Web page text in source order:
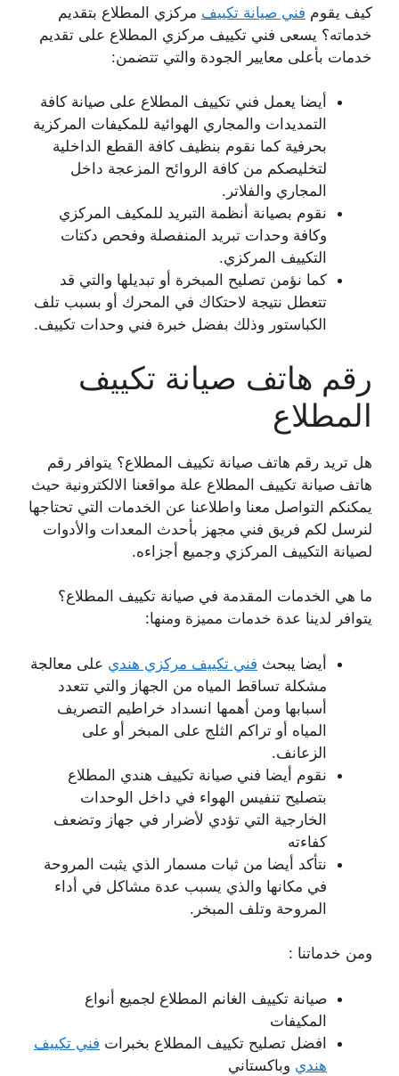
كيف يقوم فني صيانة تكييف مركزي المطلاع بتقديم
خدماته؟ يسعى فني تكييف مركزي المطلاع على تقديم
خدمات بأعلى معايير الجودة والتي تتضمن:
أيضا يعمل فني تكييف المطلاع على صيانة كافة
التمديدات والمجاري الهوائية للمكيفات المركزية
بحرفية كما نقوم بنظيف كافة القطع الداخلية
لتخليصكم من كافة الروائح المزعجة داخل
المجاري والفلاتر.
نقوم بصيانة أنظمة التبريد للمكيف المركزي
وكافة وحدات تبريد المنفصلة وفحص دكتات
التكييف المركزي.
كما نؤمن تصليح المبخرة أو تبديلها والتي قد
تتعطل نتيجة لاحتكاك في المحرك أو بسبب تلف
الكباستور وذلك بفضل خبرة فني وحدات تكييف.
رقم هاتف صيانة تكييف
المطلاع
هل تريد رقم هاتف صيانة تكييف المطلاع؟ يتوافر رقم
هاتف صيانة تكييف المطلاع علة مواقعنا الالكترونية حيث
يمكنكم التواصل معنا واطلاعنا عن الخدمات التي تحتاجها
لنرسل لكم فريق فني مجهز بأحدث المعدات والأدوات
لصيانة التكييف المركزي وجميع أجزاءه.
ما هي الخدمات المقدمة في صيانة تكييف المطلاع؟
يتوافر لدينا عدة خدمات مميزة ومنها:
أيضا يبحث فني تكييف مركزي هندي على معالجة
مشكلة تساقط المياه من الجهاز والتي تتعدد
أسبابها ومن أهمها انسداد خراطيم التصريف
المياه أو تراكم الثلج على المبخر أو على
الزعانف.
نقوم أيضا فني صيانة تكييف هندي المطلاع
بتصليح تنفيس الهواء في داخل الوحدات
الخارجية التي تؤدي لأضرار في جهاز وتضعف
كفاءته
نتأكد أيضا من ثبات مسمار الذي يثبت المروحة
في مكانها والذي يسبب عدة مشاكل في أداء
المروحة وتلف المبخر.
ومن خدماتنا :
صيانة تكييف الغانم المطلاع لجميع أنواع
المكيفات
افضل تصليح تكييف المطلاع بخبرات فني تكييف
هندي وباكستاني